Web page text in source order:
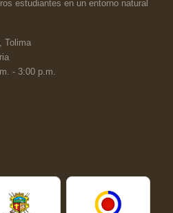
estudiantes en un entorno natural
Tolima
- 3:00 p.m.